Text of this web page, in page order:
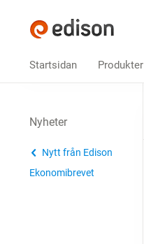
Startsidan Produkter
Nyheter
Nytt från Edison
Ekonomibrevet